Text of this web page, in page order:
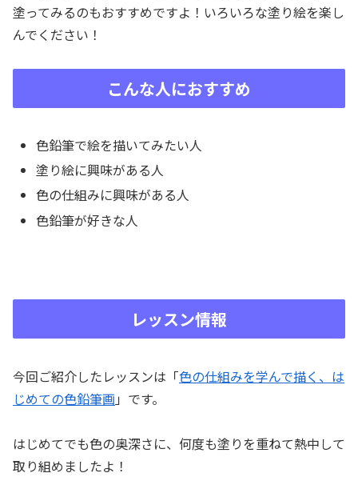
塗ってみるのもおすすめですよ！いろいろな塗り絵を楽し
んでください！
こんな人におすすめ
色鉛筆で絵を描いてみたい人
塗り絵に興味がある人
色の仕組みに興味がある人
色鉛筆が好きな人
レッスン情報
今回ご紹介したレッスンは「色の仕組みを学んで描く、は
じめての色鉛筆画 」です。
はじめてでも色の奥深さに、何度も塗りを重ねて熱中して
取り組めましたよ！